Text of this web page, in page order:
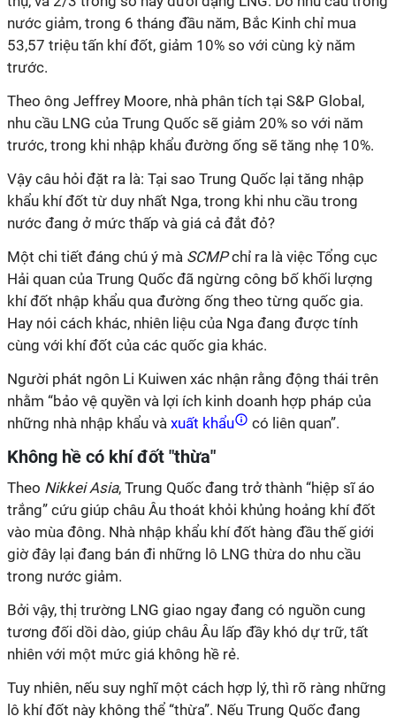
nước giảm, trong 6 tháng đầu năm, Bắc Kinh chỉ mua
53,57 triệu tấn khí đốt, giảm 10% so với cùng kỳ năm
trước.
Theo ông Jeffrey Moore, nhà phân tích tại S&P Global,
nhu cầu LNG của Trung Quốc sẽ giảm 20% so với năm
trước, trong khi nhập khẩu đường ống sẽ tăng nhẹ 10%.
Vậy câu hỏi đặt ra là: Tại sao Trung Quốc lại tăng nhập
khẩu khí đốt từ duy nhất Nga, trong khi nhu cầu trong
nước đang ở mức thấp và giá cả đắt đỏ?
Một chi tiết đáng chú ý mà SCMPchỉ ra là việc Tổng cục
Hải quan của Trung Quốc đã ngừng công bố khối lượng
khí đốt nhập khẩu qua đường ống theo từng quốc gia.
Hay nói cách khác, nhiên liệu của Nga đang được tính
cùng với khí đốt của các quốc gia khác.
Người phát ngôn Li Kuiwen xác nhận rằng động thái trên
nhằm “bảo vệ quyền và lợi ích kinh doanh hợp pháp của
những nhà nhập khẩu và xuất khẩu có liên quan”.
Không hề có khí đốt "thừa"
Theo Nikkei Asia, Trung Quốc đang trở thành “hiệp sĩ áo
trắng” cứu giúp châu Âu thoát khỏi khủng hoảng khí đốt
vào mùa đông. Nhà nhập khẩu khí đốt hàng đầu thế giới
giờ đây lại đang bán đi những lô LNG thừa do nhu cầu
trong nước giảm.
Bởi vậy, thị trường LNG giao ngay đang có nguồn cung
tương đối dồi dào, giúp châu Âu lấp đầy khó dự trữ, tất
nhiên với một mức giá không hề rẻ.
Tuy nhiên, nếu suy nghĩ một cách hợp lý, thì rõ ràng những
lô khí đốt này không thể “thừa”. Nếu Trung Quốc đang